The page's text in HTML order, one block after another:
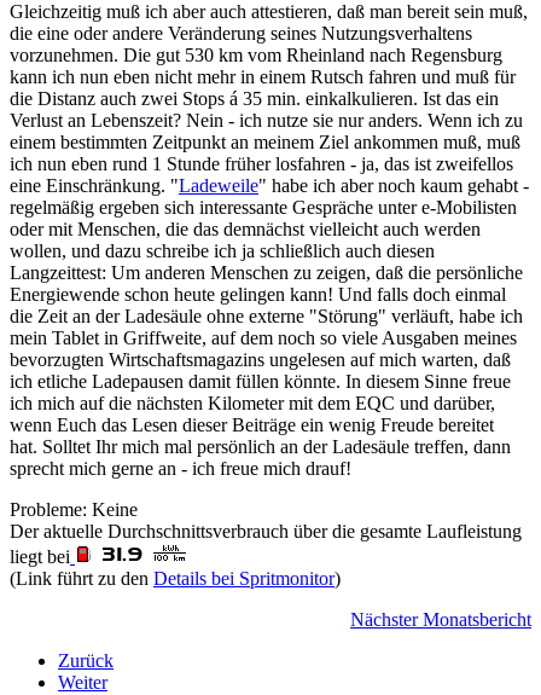
Gleichzeitig muß ich aber auch attestieren, daß man bereit sein muß,
die eine oder andere Veränderung seines Nutzungsverhaltens
vorzunehmen. Die gut 530 km vom Rheinland nach Regensburg
kann ich nun eben nicht mehr in einem Rutsch fahren und muß für
die Distanz auch zwei Stops á 35 min. einkalkulieren. Ist das ein
Verlust an Lebenszeit? Nein - ich nutze sie nur anders. Wenn ich zu
einem bestimmten Zeitpunkt an meinem Ziel ankommen muß, muß
ich nun eben rund 1 Stunde früher losfahren - ja, das ist zweifellos
eine Einschränkung. "Ladeweile" habe ich aber noch kaum gehabt -
regelmäßig ergeben sich interessante Gespräche unter e-Mobilisten
oder mit Menschen, die das demnächst vielleicht auch werden
wollen, und dazu schreibe ich ja schließlich auch diesen
Langzeittest: Um anderen Menschen zu zeigen, daß die persönliche
Energiewende schon heute gelingen kann! Und falls doch einmal
die Zeit an der Ladesäule ohne externe "Störung" verläuft, habe ich
mein Tablet in Griffweite, auf dem noch so viele Ausgaben meines
bevorzugten Wirtschaftsmagazins ungelesen auf mich warten, daß
ich etliche Ladepausen damit füllen könnte. In diesem Sinne freue
ich mich auf die nächsten Kilometer mit dem EQC und darüber,
wenn Euch das Lesen dieser Beiträge ein wenig Freude bereitet
hat. Solltet Ihr mich mal persönlich an der Ladesäule treffen, dann
sprecht mich gerne an - ich freue mich drauf!
Probleme: Keine
Der aktuelle Durchschnittsverbrauch über die gesamte Laufleistung
liegt bei
(Link führt zu den Details bei Spritmonitor)
Nächster Monatsbericht
Zurück
Weiter